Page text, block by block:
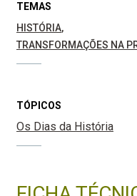
TEMAS
HISTÓRIA
TRANSFORMAÇÕES NA
TÓPICOS
Os Dias da História